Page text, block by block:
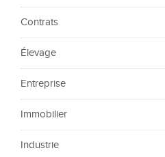
Contrats
Élevage
Entreprise
Immobilier
Industrie